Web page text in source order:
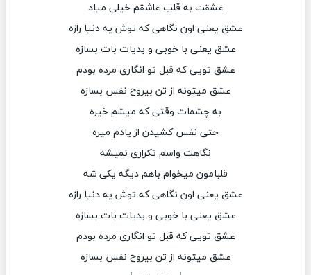
عشقت به قلب عاشقم خیلی میاد
عشق یعنی اون نگاهی که توش یه دنیا رازه
عشق یعنی با خوبی و بدیات بات بسازه
عشق تویی که قبل تو انگاری مرده بودم
عشق میتونه از تن بیروح نفس بسازه
به چشمات وقتی که میشم خیره
حتی نفس کشیدن از یادم میره
نگاهت واسم تکراری نمیشه
قلبامون میخوام باهم دیگه یکی شه
عشق یعنی اون نگاهی که توش یه دنیا رازه
عشق یعنی با خوبی و بدیات بات بسازه
عشق تویی که قبل تو انگاری مرده بودم
عشق میتونه از تن بیروح نفس بسازه